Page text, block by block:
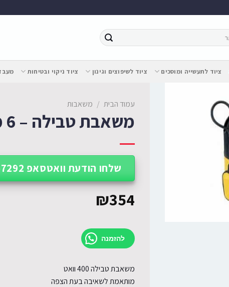
ציוד לתעשייה ומוסכים ציוד לשיפוצים וגינון ציוד ניקוי ובטיחות
עמוד הבית / משאבות
משאבת טבילה – 6 מטר
שלחו הודעת וואטסאפ 052-227-7292
₪354
להזמנה
משאבת טבילה 400 וואט
מותאמת לשאיבה בעת הצפה